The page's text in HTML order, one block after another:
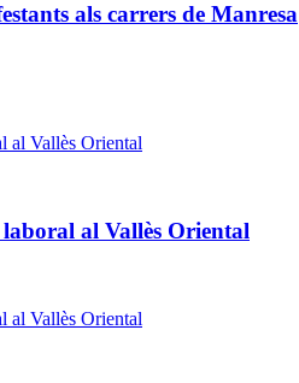
als carrers de Manresa
al Vallès Oriental